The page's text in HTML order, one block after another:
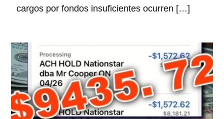
cargos por fondos insuficientes ocurren […]